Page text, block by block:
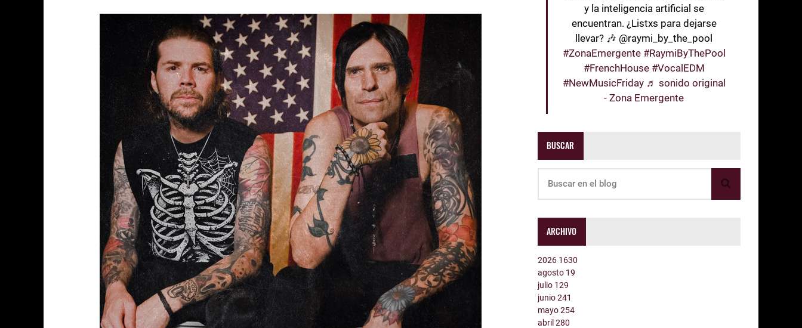
y la inteligencia artificial se
encuentran. ¿Listxs para dejarse
llevar? 🎶 @raymi_by_the_pool
#ZonaEmergente #RaymiByThePool
#FrenchHouse #VocalEDM
#NewMusicFriday ♬ sonido original
- Zona Emergente
BUSCAR
ARCHIVO
2026 1630
agosto 19
julio 129
junio241
mayo254
abril280